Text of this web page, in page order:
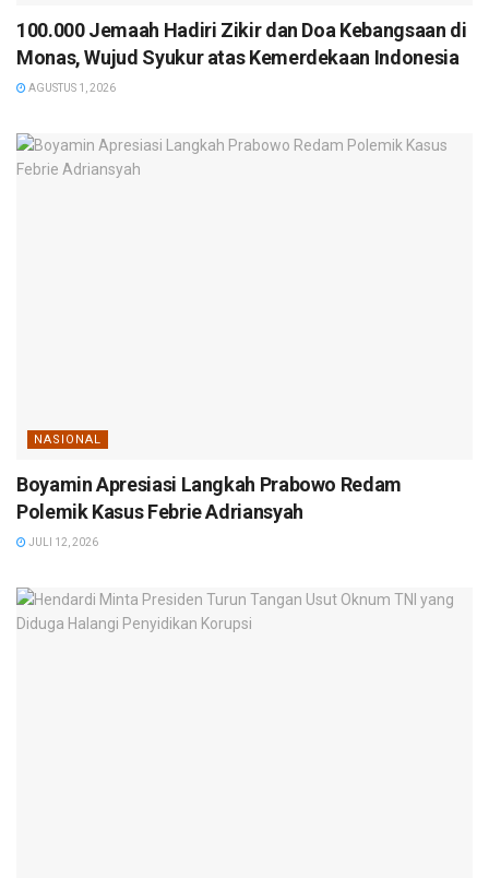
100.000 Jemaah Hadiri Zikir dan Doa Kebangsaan di
Monas, Wujud Syukur atas Kemerdekaan Indonesia
AGUSTUS 1, 2026
NASIONAL
Boyamin Apresiasi Langkah Prabowo Redam
Polemik Kasus Febrie Adriansyah
JULI 12, 2026